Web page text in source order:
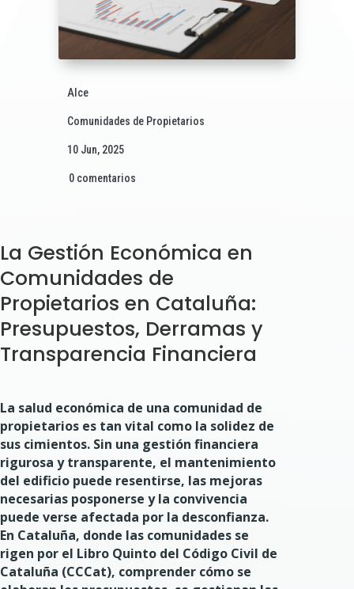
Alce
Comunidades de Propietarios
10 Jun, 2025
0 comentarios
La Gestión Económica en
Comunidades de
Propietarios en Cataluña:
Presupuestos, Derramas y
Transparencia Financiera
La salud económica de una comunidad de
propietarios es tan vital como la solidez de
sus cimientos. Sin una gestión financiera
rigurosa y transparente, el mantenimiento
del edificio puede resentirse, las mejoras
necesarias posponerse y la convivencia
puede verse afectada por la desconfianza.
En Cataluña, donde las comunidades se
rigen por el Libro Quinto del Código Civil de
Cataluña (CCCat), comprender cómo se